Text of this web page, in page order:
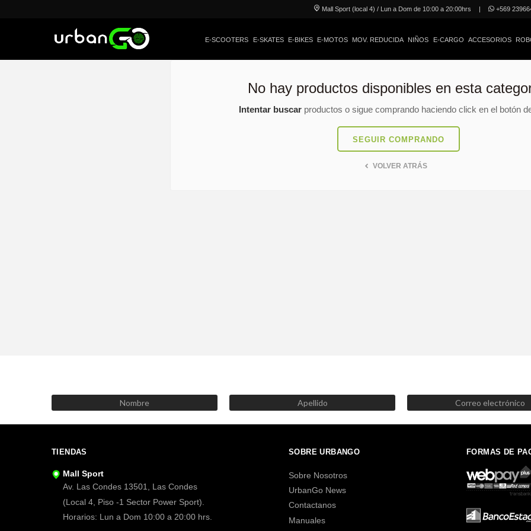
Mall Sport (local 4) / Lun a Dom de 10:00 a 20:00hrs | +569
E-SCOOTERS E-SKATES E-BIKES E-MOTOS MOV. REDUCIDA NIÑOS E-CARGO ACCESORIOS
No hay productos disponibles en esta
Intentar buscarproductos o sigue comprando haciendo click en el botón
SEGUIR COMPRANDO
VOLVER ATRÁS
TIENDAS
Mall Sport
Av. Las Condes 13501, Las Condes
(Local 4, Piso -1 Sector Power Sport).
Horarios: Lun a Dom 10:00 a 20:00 hrs.
SOBRE URBANGO
Sobre Nosotros
UrbanGo News
Contactanos
Manuales
FORMAS DE